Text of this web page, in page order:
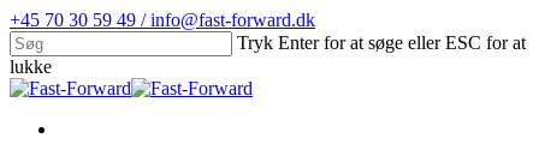
Skip
to
main
content
+45 70 30 59 49 / info@fast-forward.dk
Tryk Enter for at søge eller ESC for at
lukke
Close